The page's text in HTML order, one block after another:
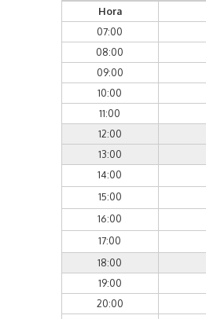
Hora
07:00
08:00
09:00
10:00
11:00
12:00
13:00
14:00
15:00
16:00
17:00
18:00
19:00
20:00